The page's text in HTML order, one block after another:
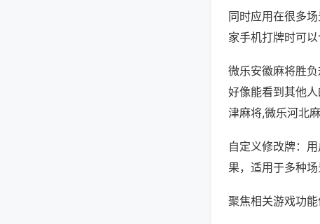
同时应用在很多
家手机打牌时可
微乐安徽麻将胜
好像能看到其他
津麻将,微乐河北
自定义修改牌：
果，适用于多种
聚焦相关游戏功能